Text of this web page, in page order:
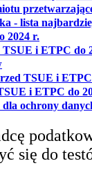
- lista
2024 r.
i ETPC do
otwiera się w nowej
TSUE i
i ETPC do
ochrony
w nowej karcie
się do